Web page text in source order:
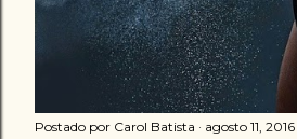
Postado por Carol Batista agosto 11, 2016